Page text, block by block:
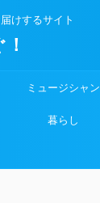
けするサイト
ミュージシャン
暮らし